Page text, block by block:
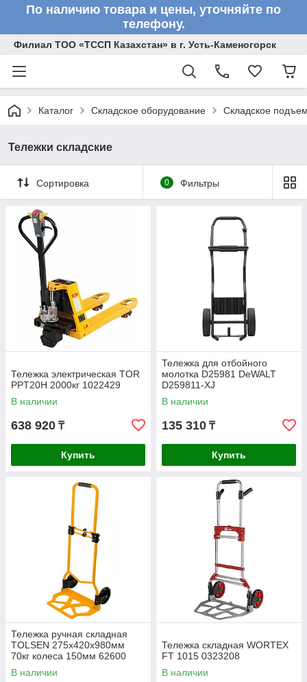
По наличию товара и цены, уточняйте по
телефону.
Филиал ТОО «ТССП Казахстан» в г. Усть-Каменогорск
Каталог Складское оборудование Складское
Тележки складские
Сортировка 0 Фильтры
Тележка электрическая TOR
PPT20H 2000кг 1022429
В наличии
638 920 ₸
Купить
Тележка для отбойного
молотка D25981 DeWALT
D259811-XJ
В наличии
135 310 ₸
Купить
Тележка ручная складная
TOLSEN 275х420х980мм
70кг колеса 150мм 62600
В наличии
Тележка складная WORTEX
FT 1015 0323208
В наличии